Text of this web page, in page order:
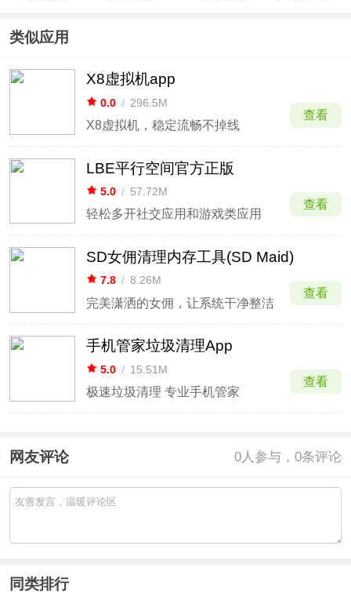
类似应用
X8虚拟机app
0.0 / 296.5M
X8虚拟机，稳定流畅不掉线
查看
LBE平行空间官方正版
5.0 / 57.72M
轻松多开社交应用和游戏类应用
查看
SD女佣清理内存工具(SD Maid)
7.8 / 8.26M
完美潇洒的女佣，让系统干净整洁
查看
手机管家垃圾清理App
5.0 / 15.51M
极速垃圾清理 专业手机管家
查看
网友评论 0人参与，0条评论
同类排行